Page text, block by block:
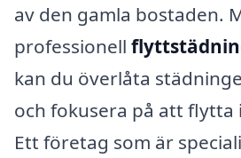
av den gamla bostaden.
professionell
kan du överlåta
och fokusera på att flytta
Ett företag som är